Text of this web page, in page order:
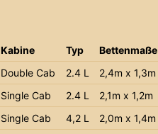
Kabine Typ Bettenmaße
Double Cab 2.4 L 2,4m x 1,3m
Single Cab 2.4 L 2,1m x 1,2m
Single Cab 4,2 L 2,0m x 1,4m